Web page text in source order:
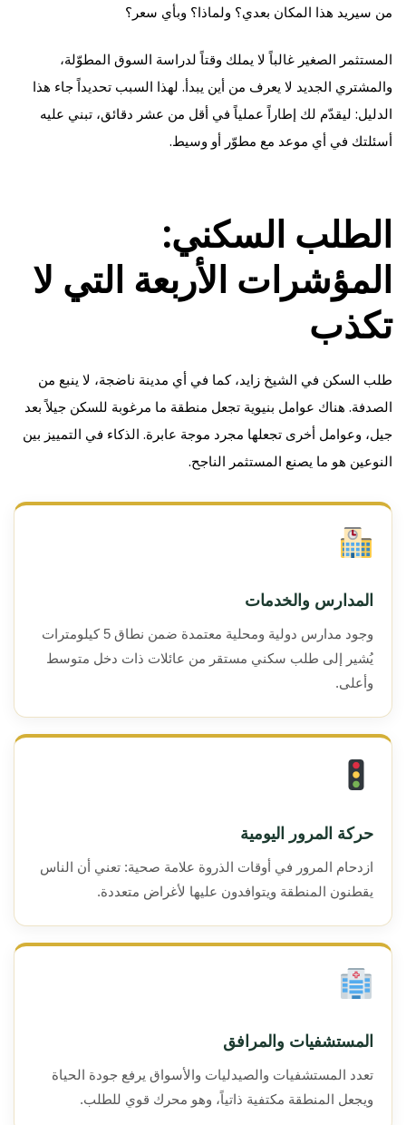
من سيريد هذا المكان بعدي؟ ولماذا؟ وبأي سعر؟
المستثمر الصغير غالباً لا يملك وقتاً لدراسة السوق المطوّلة،
والمشتري الجديد لا يعرف من أين يبدأ. لهذا السبب تحديداً جاء هذا
الدليل: ليقدّم لك إطاراً عملياً في أقل من عشر دقائق، تبني عليه
أسئلتك في أي موعد مع مطوّر أو وسيط.
الطلب السكني:
المؤشرات الأربعة التي لا
تكذب
طلب السكن في الشيخ زايد، كما في أي مدينة ناضجة، لا ينبع من
الصدفة. هناك عوامل بنيوية تجعل منطقة ما مرغوبة للسكن جيلاً بعد
جيل، وعوامل أخرى تجعلها مجرد موجة عابرة. الذكاء في التمييز بين
النوعين هو ما يصنع المستثمر الناجح.
المدارس والخدمات
وجود مدارس دولية ومحلية معتمدة ضمن نطاق 5 كيلومترات
يُشير إلى طلب سكني مستقر من عائلات ذات دخل متوسط
وأعلى.
حركة المرور اليومية
ازدحام المرور في أوقات الذروة علامة صحية: تعني أن الناس
يقطنون المنطقة ويتوافدون عليها لأغراض متعددة.
المستشفيات والمرافق
تعدد المستشفيات والصيدليات والأسواق يرفع جودة الحياة
ويجعل المنطقة مكتفية ذاتياً، وهو محرك قوي للطلب.